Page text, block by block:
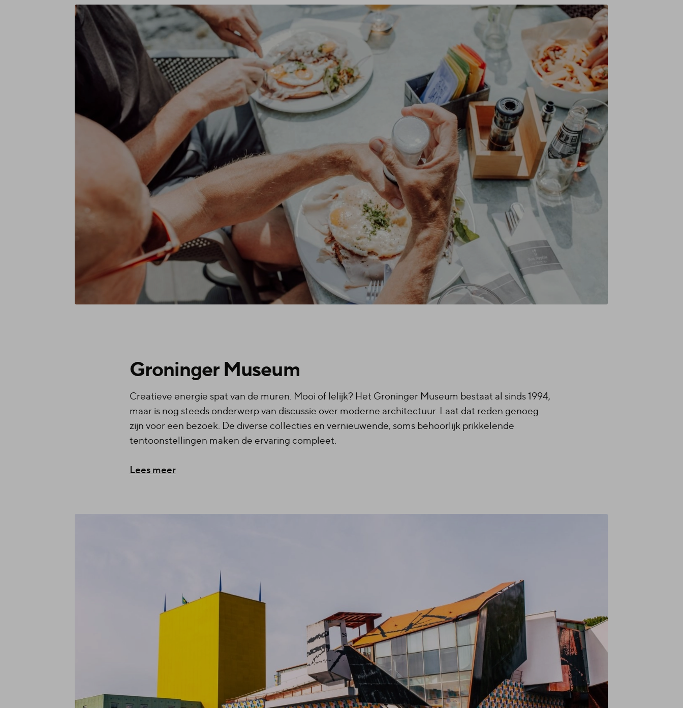
Groninger Museum
Creatieve energie spat van de muren. Mooi of lelijk? Het Groninger Museum bestaat al sinds 1994,
maar is nog steeds onderwerp van discussie over moderne architectuur. Laat dat reden genoeg
zijn voor een bezoek. De diverse collecties en vernieuwende, soms behoorlijk prikkelende
tentoonstellingen maken de ervaring compleet.
Lees meer